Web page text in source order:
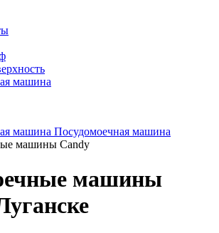
машина
машина Посудомоечная машина
машины Candy
машины